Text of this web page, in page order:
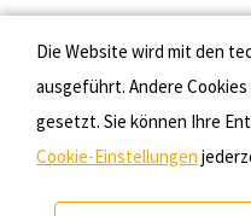
Die Website wird mit den
ausgeführt. Andere
gesetzt. Sie können Ihre
Cookie-Einstellungen